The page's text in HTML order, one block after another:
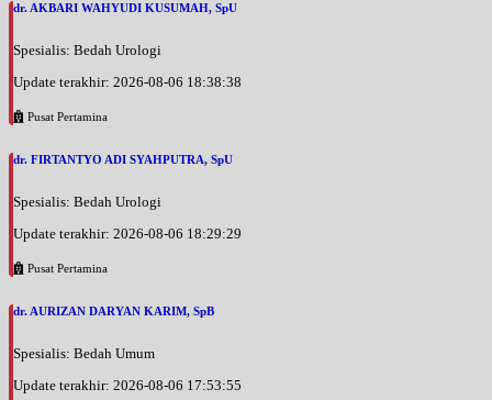
dr. AKBARI WAHYUDI KUSUMAH, SpU
Spesialis: Bedah Urologi
Update terakhir: 2026-08-06 18:38:38
Pusat Pertamina
dr. FIRTANTYO ADI SYAHPUTRA, SpU
Spesialis: Bedah Urologi
Update terakhir: 2026-08-06 18:29:29
Pusat Pertamina
dr. AURIZAN DARYAN KARIM, SpB
Spesialis: Bedah Umum
Update terakhir: 2026-08-06 17:53:55